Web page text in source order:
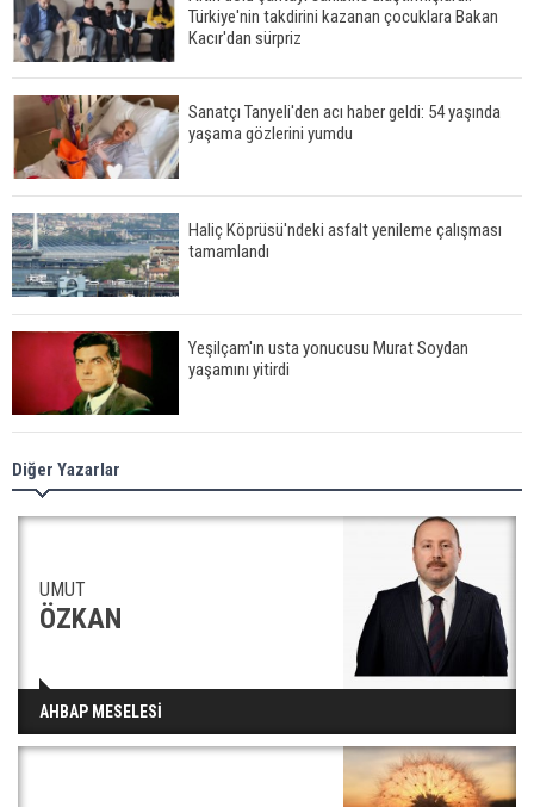
Türkiye'nin takdirini kazanan çocuklara Bakan
Kacır'dan sürpriz
Sanatçı Tanyeli'den acı haber geldi: 54 yaşında
yaşama gözlerini yumdu
Haliç Köprüsü'ndeki asfalt yenileme çalışması
tamamlandı
Yeşilçam'ın usta yonucusu Murat Soydan
yaşamını yitirdi
görüntülendi
Diğer Yazarlar
UMUT
ÖZKAN
AHBAP MESELESİ